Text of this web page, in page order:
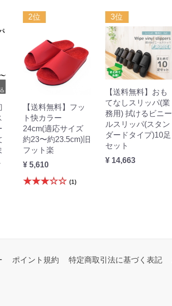
2位
【送料無料】フッ
ト快カラー
24cm(適応サイズ
約23〜約23.5cm)旧
フット楽
¥ 5,610
★★★☆☆ (1)
3位
【送料無料】おも
てなしスリッパ(業
務用) 拭けるビニー
ルスリッパ(スタン
ダードタイプ)10足
セット
¥ 14,663
ポイント規約 特定商取引法に基づく表記